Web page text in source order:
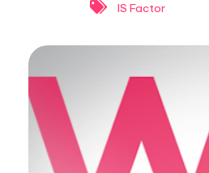
IS Factor